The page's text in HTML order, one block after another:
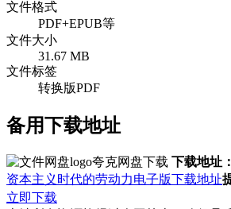
文件格式
PDF+EPUB等
文件大小
31.67 MB
文件标签
转换版PDF
备用下载地址
夸克网盘下载 下载地址：
资本主义时代的劳动力电子版下载地址
立即下载